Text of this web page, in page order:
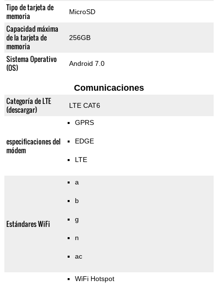
Tipo de tarjeta de
memoria
MicroSD
Capacidad máxima
de la tarjeta de
memoria
256GB
Sistema Operativo
(OS)
Android 7.0
Comunicaciones
Categoría de LTE
(descargar)
LTE CAT6
especificaciones del
módem
GPRS
EDGE
LTE
Estándares WiFi
a
b
g
n
ac
WiFi Hotspot